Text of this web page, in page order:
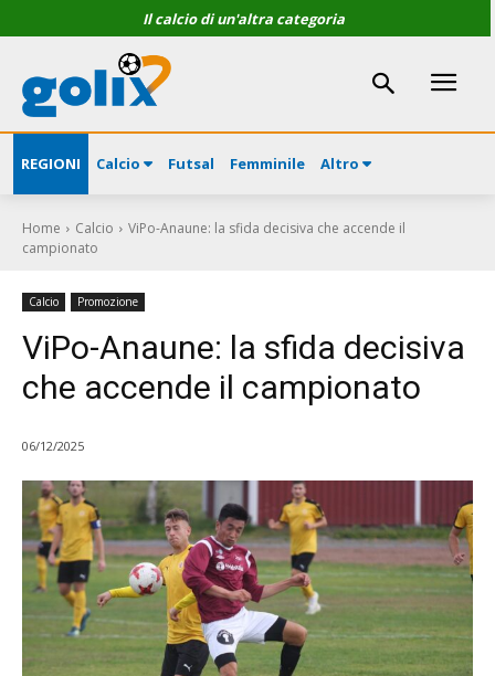
Il calcio di un'altra categoria
REGIONI Calcio Futsal Femminile Altro
Home Calcio
ViPo-Anaune: la sfida decisiva che accende il
campionato
Calcio Promozione
ViPo-Anaune: la sfida decisiva
che accende il campionato
06/12/2025